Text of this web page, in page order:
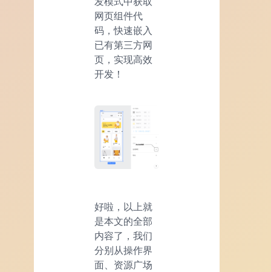
网页组件代
码，快速嵌入
已有第三方网
页，实现高效
开发！
好啦，以上就
是本文的全部
内容了，我们
分别从操作界
面、资源广场